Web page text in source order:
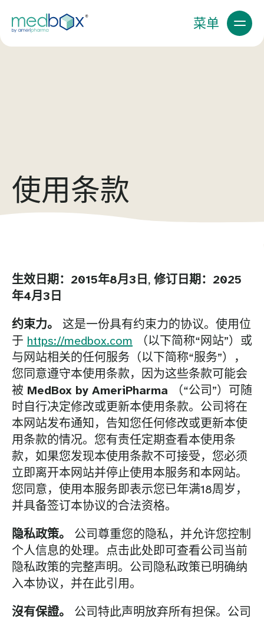
菜单
使用条款
生效日期：2015年8月3日, 修订日期：2025
年4月3日
约束力。
这是一份具有约束力的协议。使用位
于 https://medbox.com （以下简称“网站”）或
与网站相关的任何服务（以下简称“服务”），
您同意遵守本使用条款，因为这些条款可能会
被 MedBox by AmeriPharma （“公司”）可随
时自行决定修改或更新本使用条款。公司将在
本网站发布通知，告知您任何修改或更新本使
用条款的情况。您有责任定期查看本使用条
款，如果您发现本使用条款不可接受，您必须
立即离开本网站并停止使用本服务和本网站。
您同意，使用本服务即表示您已年满18周岁，
并具备签订本协议的合法资格。
隐私政策。
公司尊重您的隐私，并允许您控制
个人信息的处理。点击此处即可查看公司当前
隐私政策的完整声明。公司隐私政策已明确纳
入本协议，并在此引用。
沒有保證。
公司特此声明放弃所有担保。公司